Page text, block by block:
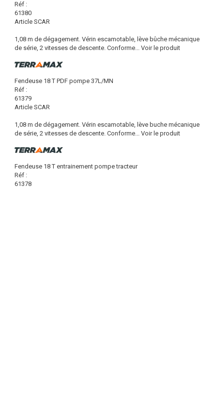
Réf :
61380
Article SCAR
1,08 m de dégagement. Vérin escamotable, lève bûche mécanique
de série, 2 vitesses de descente. Conforme... Voir le produit
Fendeuse 18 T PDF pompe 37L/MN
Réf :
61379
Article SCAR
1,08 m de dégagement. Vérin escamotable, lève buche mécanique
de série, 2 vitesses de descente. Conforme... Voir le produit
Fendeuse 18 T entrainement pompe tracteur
Réf :
61378